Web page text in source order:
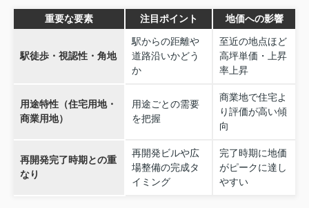
重要な要素 注目ポイント 地価への影響
駅徒歩・視認性・角地
駅からの距離や
道路沿いかどう
か
至近の地点ほど
高坪単価・上昇
率上昇
用途特性（住宅用地・
商業用地）
用途ごとの需要
を把握
商業地で住宅よ
り評価が高い傾
向
再開発完了時期との重
なり
再開発ビルや広
場整備の完成タ
イミング
完了時期に地価
がピークに達し
やすい